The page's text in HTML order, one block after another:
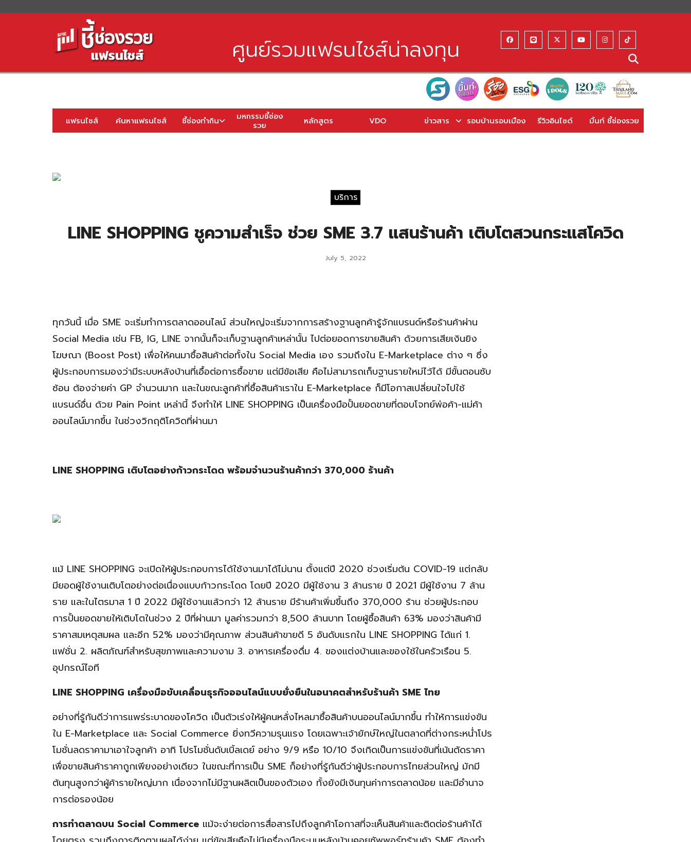
ศูนย์รวมแฟรนไชส์น่าลงทุน
แฟรนไชส์ ค้นหาแฟรนไชส์ ชี้ช่องทำกิน
มหกรรมชี้ช่อง
รวย
หลักสูตร VDO ข่าวสาร รอบบ้านรอบเมือง รีวิวอินไซด์ มิ้นท์ ชี้ช่องรวย
บริการ
LINE SHOPPING ชูความสำเร็จ ช่วย SME 3.7 แสนร้านค้า เติบโตสวนกระแสโควิด
July 5, 2022
ทุกวันนี้ เมื่อ SME จะเริ่มทำการตลาดออนไลน์ ส่วนใหญ่จะเริ่มจากการสร้างฐานลูกค้ารู้จักแบรนด์หรือร้านค้าผ่าน
Social Media เช่น FB, IG, LINE จากนั้นก็จะเก็บฐานลูกค้าเหล่านั้น ไปต่อยอดการขายสินค้า ด้วยการเสียเงินยิง
โฆษณา (Boost Post) เพื่อให้คนมาซื้อสินค้าต่อทั้งใน Social Media เอง รวมถึงใน E-Marketplace ต่าง ๆ ซึ่ง
ผู้ประกอบการมองว่ามีระบบหลังบ้านที่เอื้อต่อการซื้อขาย แต่มีข้อเสีย คือไม่สามารถเก็บฐานรายใหม่ไว้ได้ มีขั้นตอนซับ
ซ้อน ต้องจ่ายค่า GP จำนวนมาก และในขณะลูกค้าที่ซื้อสินค้าเราใน E-Marketplace ก็มีโอกาสเปลี่ยนใจไปใช้
แบรนด์อื่น ด้วย Pain Point เหล่านี้ จึงทำให้ LINE SHOPPING เป็นเครื่องมือปั้นยอดขายที่ตอบโจทย์พ่อค้า-แม่ค้า
ออนไลน์มากขึ้น ในช่วงวิกฤติโควิดที่ผ่านมา
LINE SHOPPING เติบโตอย่างก้าวกระโดด พร้อมจำนวนร้านค้ากว่า 370,000 ร้านค้า
แม้ LINE SHOPPING จะเปิดให้ผู้ประกอบการได้ใช้งานมาได้ไม่นาน ตั้งแต่ปี 2020 ช่วงเริ่มต้น COVID-19 แต่กลับ
มียอดผู้ใช้งานเติบโตอย่างต่อเนื่องแบบก้าวกระโดด โดยปี 2020 มีผู้ใช้งาน 3 ล้านราย ปี 2021 มีผู้ใช้งาน 7 ล้าน
ราย และในไตรมาส 1 ปี 2022 มีผู้ใช้งานแล้วกว่า 12 ล้านราย มีร้านค้าเพิ่มขึ้นถึง 370,000 ร้าน ช่วยผู้ประกอบ
การปั้นยอดขายให้เติบโตในช่วง 2 ปีที่ผ่านมา มูลค่ารวมกว่า 8,500 ล้านบาท โดยผู้ซื้อสินค้า 63% มองว่าสินค้ามี
ราคาสมเหตุสมผล และอีก 52% มองว่ามีคุณภาพ ส่วนสินค้าขายดี 5 อันดับแรกใน LINE SHOPPING ได้แก่ 1.
แฟชั่น 2. ผลิตภัณฑ์สำหรับสุขภาพและความงาม 3. อาหารเครื่องดื่ม 4. ของแต่งบ้านและของใช้ในครัวเรือน 5.
อุปกรณ์ไอที
LINE SHOPPING เครื่องมือขับเคลื่อนธุรกิจออนไลน์แบบยั่งยืนในอนาคตสำหรับร้านค้า SME ไทย
อย่างที่รู้กันดีว่าการแพร่ระบาดของโควิด เป็นตัวเร่งให้ผู้คนหลั่งไหลมาซื้อสินค้าบนออนไลน์มากขึ้น ทำให้การแข่งขัน
ใน E-Marketplace และ Social Commerce ยิ่งทวีความรุนแรง โดยเฉพาะเจ้ายักษ์ใหญ่ในตลาดที่ต่างกระหน่ำโปร
โมชั่นลดราคามาเอาใจลูกค้า อาทิ โปรโมชั่นดับเบิ้ลเดย์ อย่าง 9/9 หรือ 10/10 จึงเกิดเป็นการแข่งขันที่เน้นตัดราคา
เพื่อขายสินค้าราคาถูกเพียงอย่างเดียว ในขณะที่การเป็น SME ก็อย่างที่รู้กันดีว่าผู้ประกอบการไทยส่วนใหญ่ มักมี
ต้นทุนสูงกว่าผู้ค้ารายใหญ่มาก เนื่องจากไม่มีฐานผลิตเป็นของตัวเอง ทั้งยังมีเงินทุนค่าการตลาดน้อย และมีอำนาจ
การต่อรองน้อย
การทำตลาดบน Social Commerce แม้จะง่ายต่อการสื่อสารไปถึงลูกค้าโอกาสที่จะเห็นสินค้าและติดต่อร้านค้าได้